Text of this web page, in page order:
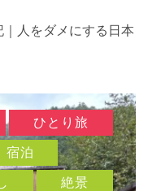
人をダメにする日本
ひとり旅
宿泊
絶景